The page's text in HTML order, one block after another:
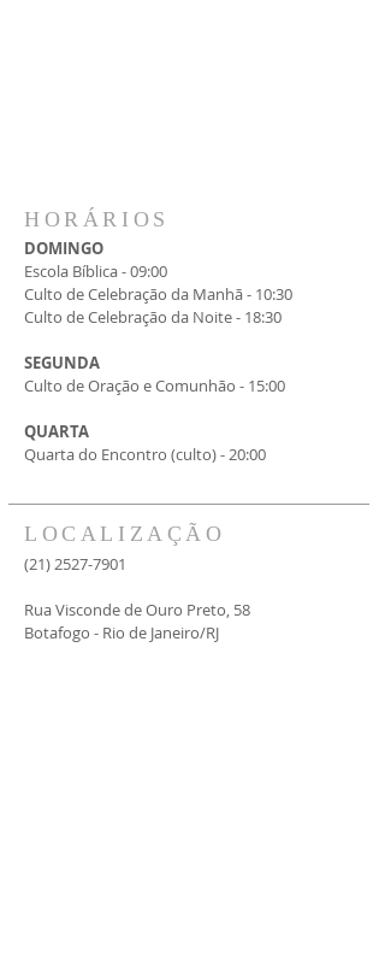
HORÁRIOS
LOCALIZAÇÃO
DOMINGO
Escola Bíblica - 09:00
Culto de Celebração da Manhã - 10:30
Culto de Celebração da Noite - 18:30
SEGUNDA
Culto de Oração e Comunhão - 15:00
QUARTA
Quarta do Encontro (culto) - 20:00
(21) 2527-7901
Rua Visconde de Ouro Preto, 58
Botafogo - Rio de Janeiro/RJ